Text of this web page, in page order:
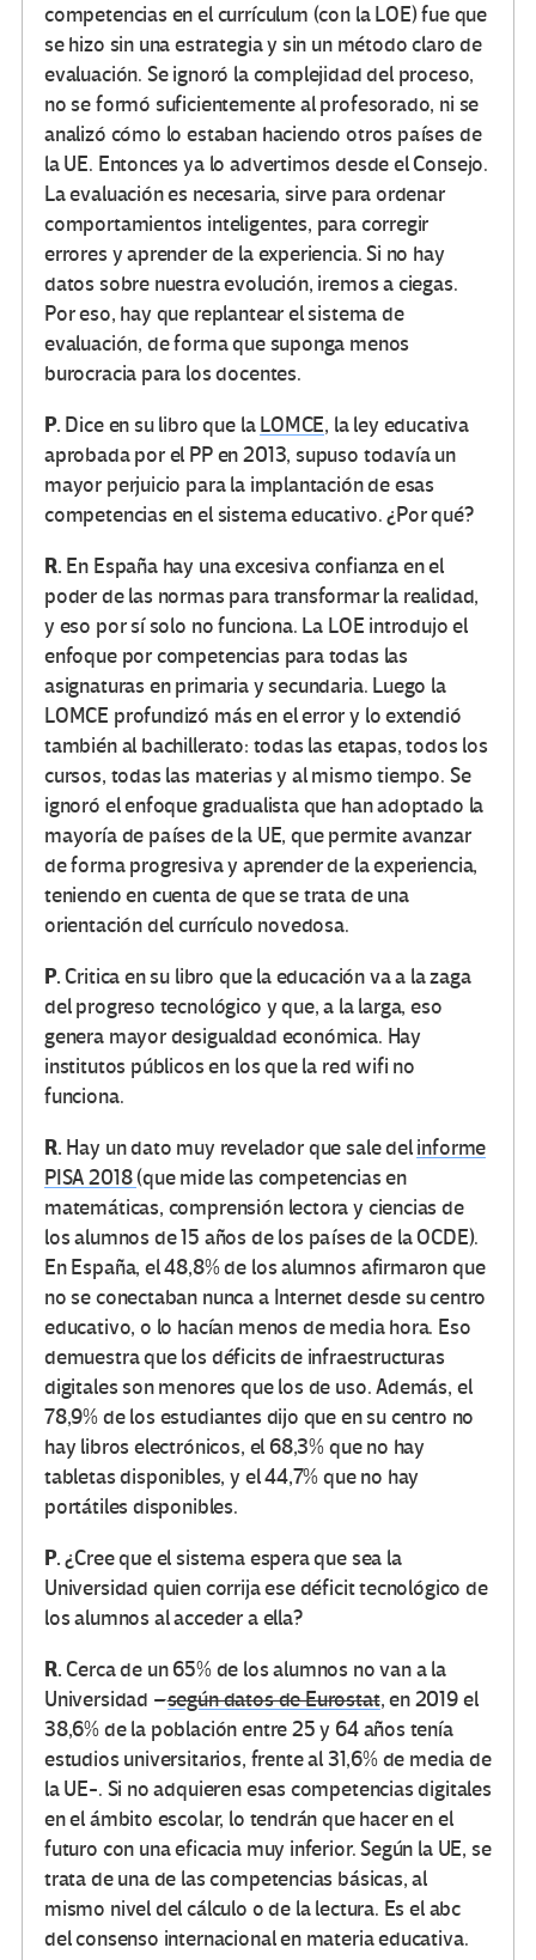
competencias en el currículum (con la LOE) fue que
se hizo sin una estrategia y sin un método claro de
evaluación. Se ignoró la complejidad del proceso,
no se formó suficientemente al profesorado, ni se
analizó cómo lo estaban haciendo otros países de
la UE. Entonces ya lo advertimos desde el Consejo.
La evaluación es necesaria, sirve para ordenar
comportamientos inteligentes, para corregir
errores y aprender de la experiencia. Si no hay
datos sobre nuestra evolución, iremos a ciegas.
Por eso, hay que replantear el sistema de
evaluación, de forma que suponga menos
burocracia para los docentes.
P. Dice en su libro que laLOMCE, la ley educativa
aprobada por el PP en 2013, supuso todavía un
mayor perjuicio para la implantación de esas
competencias en el sistema educativo. ¿Por qué?
R. En España hay una excesiva confianza en el
poder de las normas para transformar la realidad,
y eso por sí solo no funciona. La LOE introdujo el
enfoque por competencias para todas las
asignaturas en primaria y secundaria. Luego la
LOMCE profundizó más en el error y lo extendió
también al bachillerato: todas las etapas, todos los
cursos, todas las materias y al mismo tiempo. Se
ignoró el enfoque gradualista que han adoptado la
mayoría de países de la UE, que permite avanzar
de forma progresiva y aprender de la experiencia,
teniendo en cuenta de que se trata de una
orientación del currículo novedosa.
P.Critica en su libro que la educación va a la zaga
del progreso tecnológico y que, a la larga, eso
genera mayor desigualdad económica. Hay
institutos públicos en los que la red wifi no
funciona.
R. Hay un dato muy revelador que sale delinforme
PISA 2018(que mide las competencias en
matemáticas, comprensión lectora y ciencias de
los alumnos de 15 años de los países de la OCDE).
En España, el 48,8% de los alumnos afirmaron que
no se conectaban nunca a Internet desde su centro
educativo, o lo hacían menos de media hora. Eso
demuestra que los déficits de infraestructuras
digitales son menores que los de uso. Además, el
78,9% de los estudiantes dijo que en su centro no
hay libros electrónicos, el 68,3% que no hay
tabletas disponibles, y el 44,7% que no hay
portátiles disponibles.
P.¿Cree que el sistema espera que sea la
Universidad quien corrija ese déficit tecnológico de
los alumnos al acceder a ella?
R.Cerca de un 65% de los alumnos no van a la
Universidad –según datos de Eurostat, en 2019 el
38,6% de la población entre 25 y 64 años tenía
estudios universitarios, frente al 31,6% de media de
la UE-. Si no adquieren esas competencias digitales
en el ámbito escolar, lo tendrán que hacer en el
futuro con una eficacia muy inferior. Según la UE, se
trata de una de las competencias básicas, al
mismo nivel del cálculo o de la lectura. Es el abc
del consenso internacional en materia educativa.